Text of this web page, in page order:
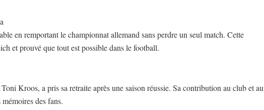
en remportant le championnat allemand sans perdre un seul match. Cette
et prouvé que tout est possible dans le football.
Kroos, a pris sa retraite après une saison réussie. Sa contribution au club et au
des fans.